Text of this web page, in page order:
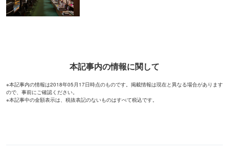
本記事内の情報に関して
※本記事内の情報は2018年05月17日時点のものです。掲載情報は現在と異なる場合があります
ので、事前にご確認ください。
※本記事中の金額表示は、税抜表記のないものはすべて税込です。